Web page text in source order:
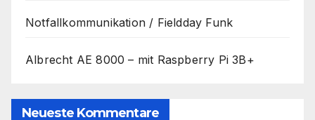
Notfallkommunikation / Fieldday Funk
Albrecht AE 8000 – mit Raspberry Pi 3B+
Neueste Kommentare